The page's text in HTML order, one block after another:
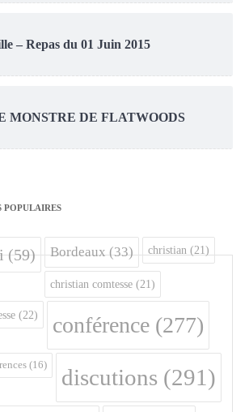
– Repas du 01 Juin 2015
MONSTRE DE FLATWOODS
POPULAIRES
(59) Bordeaux(33) christian (21)
christian comtesse (21)
(22) conférence (277)
(16) discutions (291)